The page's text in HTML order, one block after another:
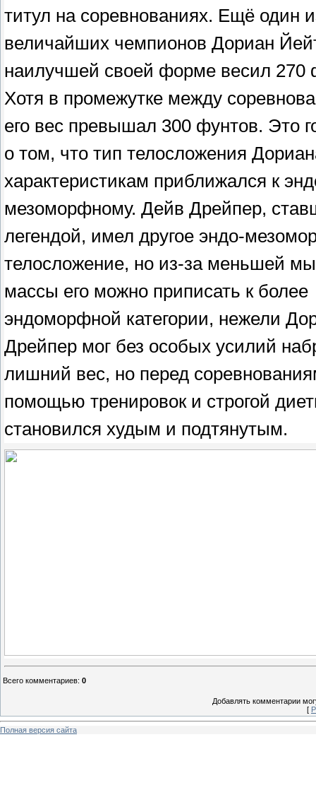
титул на соревнованиях. Ещё один
величайших чемпионов Дориан
наилучшей своей форме весил 270
Хотя в промежутке между
его вес превышал 300 фунтов. Это
о том, что тип телосложения
характеристикам приближался к
мезоморфному. Дейв Дрейпер,
легендой, имел другое эндо-
телосложение, но из-за меньшей
массы его можно приписать к более
эндоморфной категории, нежели
Дрейпер мог без особых усилий
лишний вес, но перед
помощью тренировок и строгой
становился худым и подтянутым.
Всего комментариев: 0
Добавлять комментарии
[
Полная версия сайта